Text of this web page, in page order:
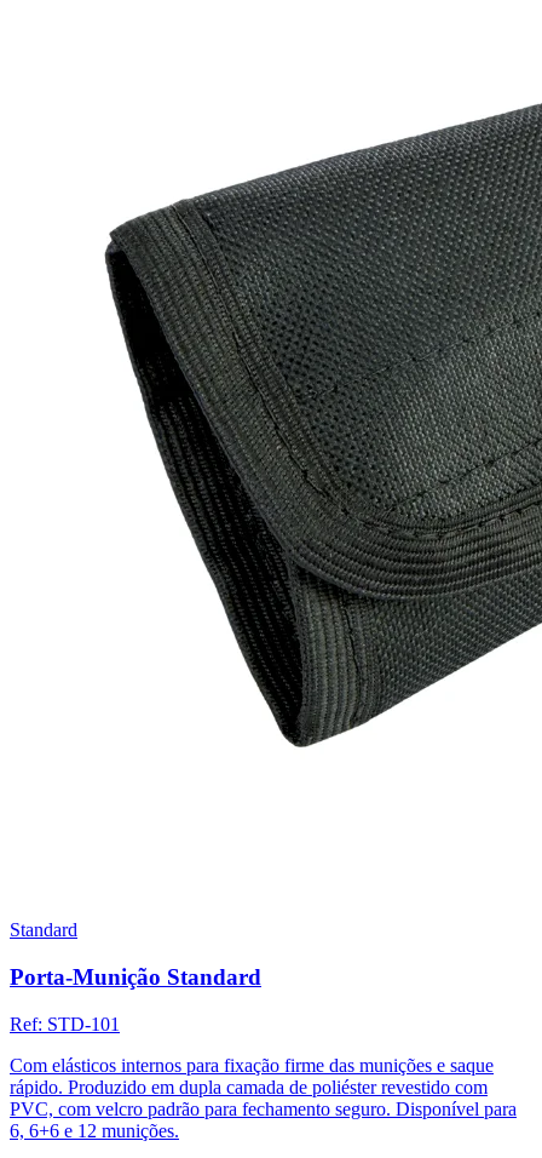
Standard
Porta-Munição Standard
Ref: STD-101
Com elásticos internos para fixação firme das munições e saque
rápido. Produzido em dupla camada de poliéster revestido com
PVC, com velcro padrão para fechamento seguro. Disponível para
6, 6+6 e 12 munições.